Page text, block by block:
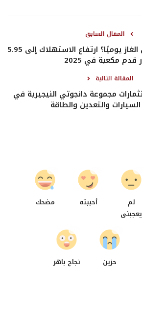
المقال السابق
كم تستهلك مصر من الغاز يوميًا؟ ارتفاع الاستهلاك إلى 5.95
قدم مكعبة في 2025
المقالة التالية
مجموعة دانجوتي النيجيرية في
والتعدين والطاقة
لم
يعجبنى
أحببته مضحك
حزين نجاح باهر